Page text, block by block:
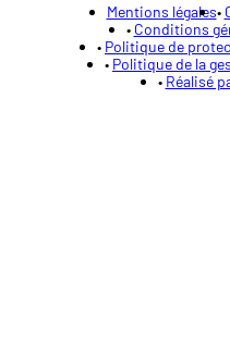
Mentions légales
Conditions
Politique de
Politique de la
Réalisé